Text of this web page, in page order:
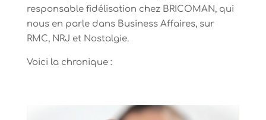
responsable fidélisation chez BRICOMAN, qui
nous en parle dans Business Affaires, sur
RMC, NRJ et Nostalgie.
Voici la chronique :